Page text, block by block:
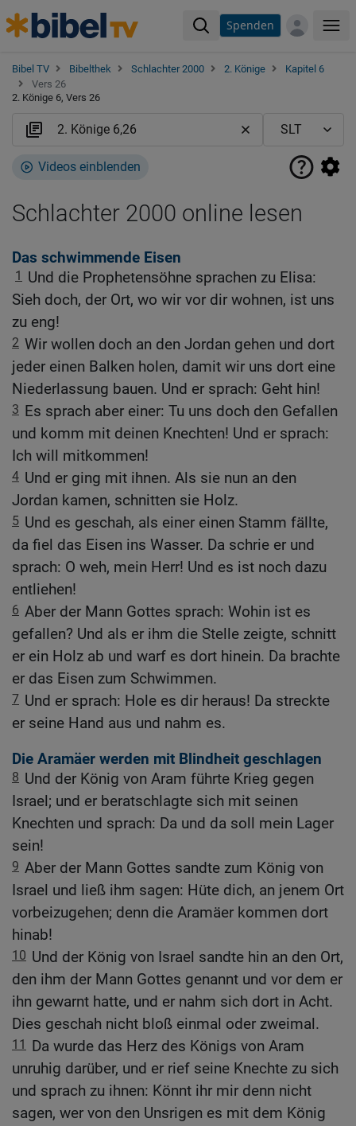
Spenden
Bibel TV Bibelthek Schlachter 2000 2. Könige
Kapitel 6
Vers 26
2. Könige 6, Vers 26
Videos einblenden
Schlachter 2000 online lesen
Das schwimmende Eisen
1
Und die Prophetensöhne sprachen zu Elisa:
Sieh doch, der Ort, wo wir vor dir wohnen, ist uns
zu eng!
2 Wir wollen doch an den Jordan gehen und dort
jeder einen Balken holen, damit wir uns dort eine
Niederlassung bauen. Und er sprach: Geht hin!
3 Es sprach aber einer: Tu uns doch den Gefallen
und komm mit deinen Knechten! Und er sprach:
Ich will mitkommen!
4 Und er ging mit ihnen. Als sie nun an den
Jordan kamen, schnitten sie Holz.
5 Und es geschah, als einer einen Stamm fällte,
da fiel das Eisen ins Wasser. Da schrie er und
sprach: O weh, mein Herr! Und es ist noch dazu
entliehen!
6 Aber der Mann Gottes sprach: Wohin ist es
gefallen? Und als er ihm die Stelle zeigte, schnitt
er ein Holz ab und warf es dort hinein. Da brachte
er das Eisen zum Schwimmen.
7 Und er sprach: Hole es dir heraus! Da streckte
er seine Hand aus und nahm es.
Die Aramäer werden mit Blindheit geschlagen
8 Und der König von Aram führte Krieg gegen
Israel; und er beratschlagte sich mit seinen
Knechten und sprach: Da und da soll mein Lager
sein!
9 Aber der Mann Gottes sandte zum König von
Israel und ließ ihm sagen: Hüte dich, an jenem Ort
vorbeizugehen; denn die Aramäer kommen dort
hinab!
10 Und der König von Israel sandte hin an den Ort,
den ihm der Mann Gottes genannt und vor dem er
ihn gewarnt hatte, und er nahm sich dort in Acht.
Dies geschah nicht bloß einmal oder zweimal.
11
Da wurde das Herz des Königs von Aram
unruhig darüber, und er rief seine Knechte zu sich
und sprach zu ihnen: Könnt ihr mir denn nicht
sagen, wer von den Unsrigen es mit dem König